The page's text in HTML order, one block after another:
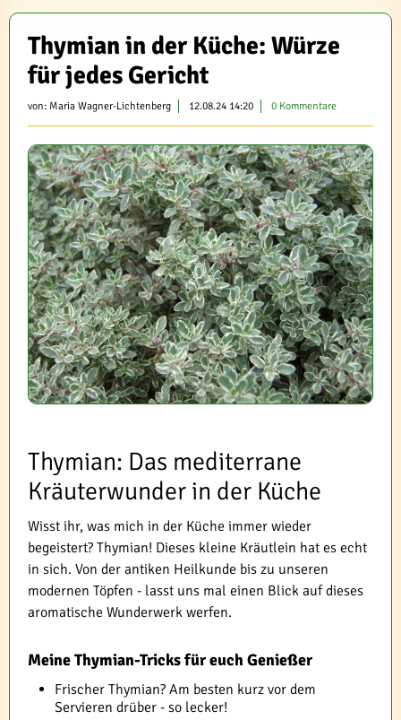
Thymian in der Küche: Würze
für jedes Gericht
von: Maria Wagner-Lichtenberg 12.08.24 14:20 0 Kommentare
Thymian: Das mediterrane
Kräuterwunder in der Küche
Wisst ihr, was mich in der Küche immer wieder
begeistert? Thymian! Dieses kleine Kräutlein hat es echt
in sich. Von der antiken Heilkunde bis zu unseren
modernen Töpfen - lasst uns mal einen Blick auf dieses
aromatische Wunderwerk werfen.
Meine Thymian-Tricks für euch Genießer
Frischer Thymian? Am besten kurz vor dem
Servieren drüber - so lecker!